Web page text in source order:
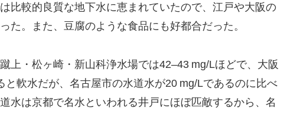
比較的良質な地下水に恵まれていたので、江戸や大阪の
た。また、豆腐のような食品にも好都合だった。
上・松ヶ崎・新山科浄水場では42–43 mg/Lほどで、大阪
と軟水だが、名古屋市の水道水が20 mg/Lであるのに比べ
水は京都で名水といわれる井戸にほぼ匹敵するから、名